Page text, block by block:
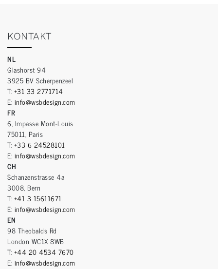
KONTAKT
NL
Glashorst 94
3925 BV Scherpenzeel
T: +31 33 2771714
E: info@wsbdesign.com
FR
6, Impasse Mont-Louis
75011, Paris
T: +33 6 24528101
E: info@wsbdesign.com
CH
Schanzenstrasse 4a
3008, Bern
T: +41 3 15611671
E: info@wsbdesign.com
EN
98 Theobalds Rd
London WC1X 8WB
T: +44 20 4534 7670
E: info@wsbdesign.com